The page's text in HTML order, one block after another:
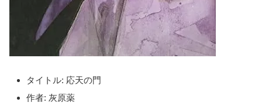
タイトル: 応天の門
作者: 灰原薬